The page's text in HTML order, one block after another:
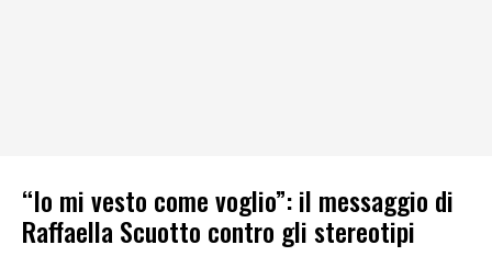
“Io mi vesto come voglio”: il messaggio di
Raffaella Scuotto contro gli stereotipi